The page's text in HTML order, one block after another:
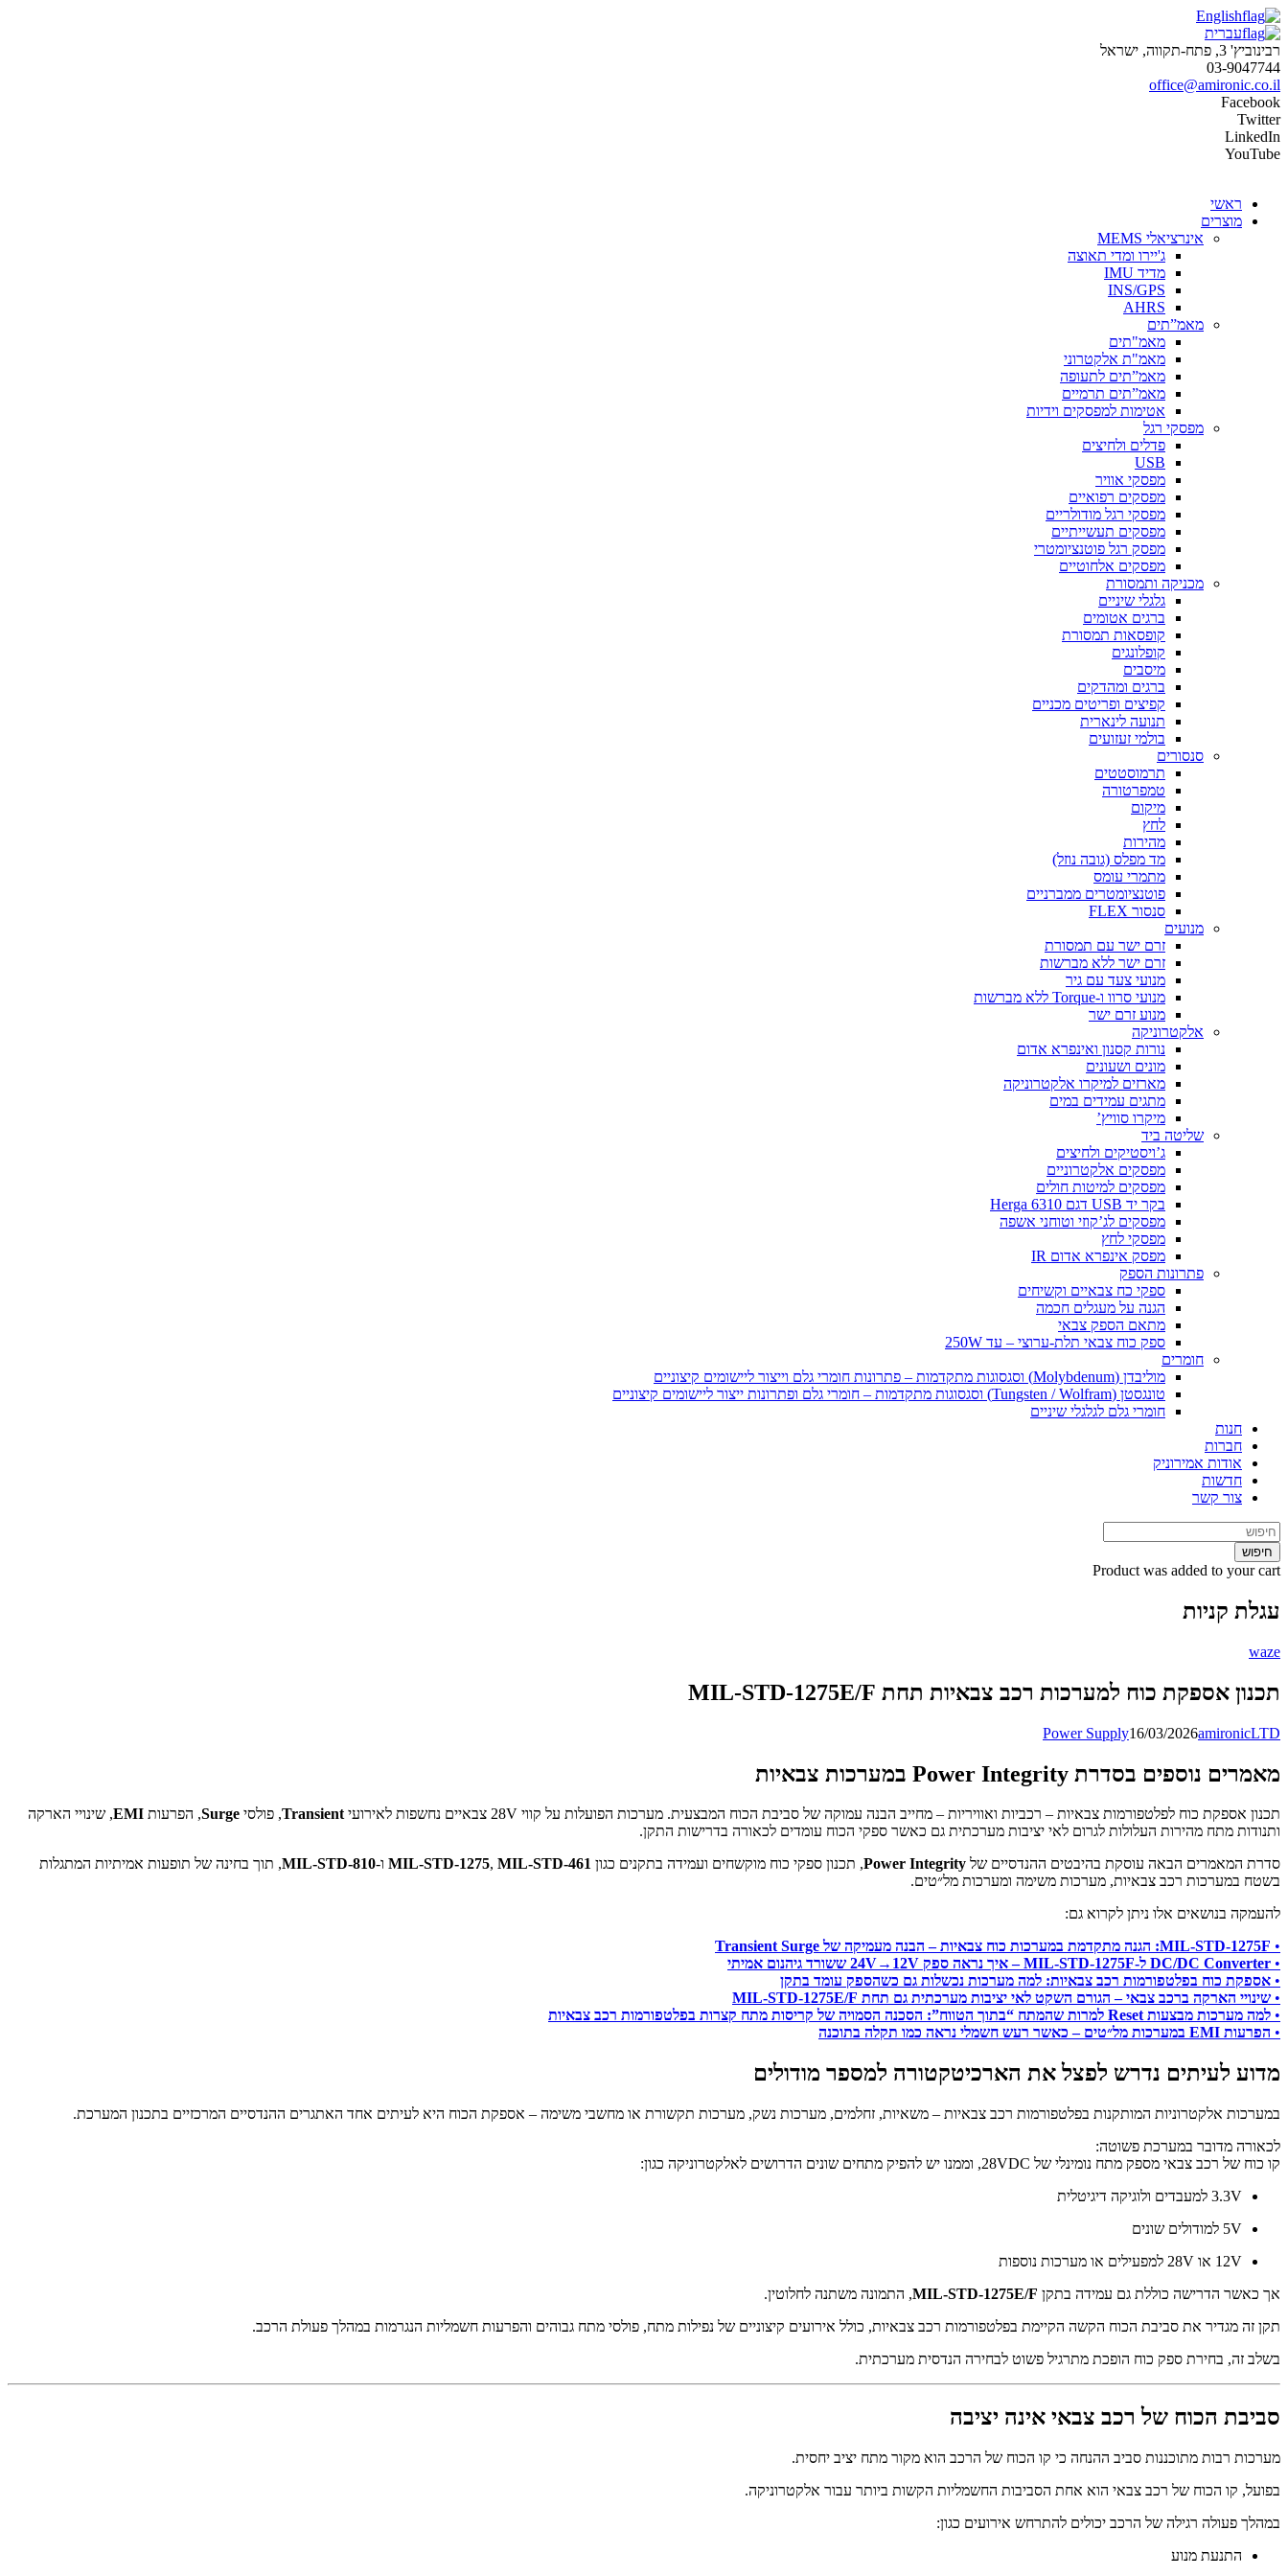
English
עברית
רבינוביץ' 3, פתח-תקווה, ישראל
03-9047744
office@amironic.co.il
Facebook
Twitter
LinkedIn
YouTube
ראשי
מוצרים
אינרציאלי MEMS
ג'יירו ומדי תאוצה
מדיד IMU
INS/GPS
AHRS
מאמ”תים
מאמ"תים
מאמ"ת אלקטרוני
מאמ”תים לתעופה
מאמ”תים תרמיים
אטימות למפסקים וידיות
מפסקי רגל
פדלים ולחיצים
USB
מפסקי אוויר
מפסקים רפואיים
מפסקי רגל מודולריים
מפסקים תעשייתיים
מפסק רגל פוטנציומטרי
מפסקים אלחוטיים
מכניקה ותמסורת
גלגלי שיניים
ברגים אטומים
קופסאות תמסורת
קופלונגים
מיסבים
ברגים ומהדקים
קפיצים ופריטים מכניים
תנועה לינארית
בולמי זעזועים
סנסורים
תרמוסטטים
טמפרטורה
מיקום
לחץ
מהירות
מד מפלס (גובה נוזל)
מתמרי עומס
פוטנציומטרים ממברניים
סנסור FLEX
מנועים
זרם ישר עם תמסורת
זרם ישר ללא מברשות
מנועי צעד עם גיר
מנועי סרוו ו-Torque ללא מברשות
מנוע זרם ישר
אלקטרוניקה
נורות קסנון ואינפרא אדום
מונים ושעונים
מארזים למיקרו אלקטרוניקה
מתגים עמידים במים
מיקרו סוויץ’
שליטה ביד
ג’ויסטיקים ולחיצים
מפסקים אלקטרוניים
מפסקים למיטות חולים
בקר יד USB דגם Herga 6310
מפסקים לג’קוזי וטוחני אשפה
מפסקי לחץ
מפסק אינפרא אדום IR
פתרונות הספק
ספקי כח צבאיים וקשיחים
הגנה על מעגלים חכמה
מתאם הספק צבאי
ספק כוח צבאי תלת-ערוצי – עד 250W
חומרים
מוליבדן (Molybdenum) וסגסוגות מתקדמות – פתרונות חומרי גלם וייצור ליישומים קיצוניים
טונגסטן (Tungsten / Wolfram) וסגסוגות מתקדמות – חומרי גלם ופתרונות ייצור ליישומים קיצוניים
חומרי גלם לגלגלי שיניים
חנות
חברות
אודות אמירוניק
חדשות
צור קשר
חיפוש
Product was added to your cart
עגלת קניות
waze
תכנון אספקת כוח למערכות רכב צבאיות תחת MIL-STD-1275E/F
Power Supply16/03/2026amironicLTD
מאמרים נוספים בסדרת Power Integrity במערכות צבאיות
תכנון אספקת כוח לפלטפורמות צבאיות – רכביות ואוויריות – מחייב הבנה עמוקה של סביבת הכוח המבצעית. מערכות הפועלות על קווי ‎28V צבאיים נחשפות לאירועי Transient, פולסי Surge, הפרעות EMI, שינויי הארקה
ותנודות מתח מהירות העלולות לגרום לאי יציבות מערכתית גם כאשר ספקי הכוח עומדים לכאורה בדרישות התקן.
סדרת המאמרים הבאה עוסקת בהיבטים ההנדסיים של Power Integrity, תכנון ספקי כוח מוקשחים ועמידה בתקנים כגון MIL-STD-1275, MIL-STD-461 ו-MIL-STD-810, תוך בחינה של תופעות אמיתיות המתגלות
בשטח במערכות רכב צבאיות, מערכות משימה ומערכות מל״טים.
להעמקה בנושאים אלו ניתן לקרוא גם:
• MIL-STD-1275F: הגנה מתקדמת במערכות כוח צבאיות – הבנה מעמיקה של Transient Surge
• DC/DC Converter ל-MIL-STD-1275F – איך נראה ספק ‎24V→12V ששורד גיהנום אמיתי
• אספקת כוח בפלטפורמות רכב צבאיות: למה מערכות נכשלות גם כשהספק עומד בתקן
• שינויי הארקה ברכב צבאי – הגורם השקט לאי יציבות מערכתית גם תחת MIL-STD-1275E/F
• למה מערכות מבצעות Reset למרות שהמתח “בתוך הטווח”: הסכנה הסמויה של קריסות מתח קצרות בפלטפורמות רכב צבאיות
• הפרעות EMI במערכות מל״טים – כאשר רעש חשמלי נראה כמו תקלה בתוכנה
מדוע לעיתים נדרש לפצל את הארכיטקטורה למספר מודולים
במערכות אלקטרוניות המותקנות בפלטפורמות רכב צבאיות – משאיות, זחלמים, מערכות נשק, מערכות תקשורת או מחשבי משימה – אספקת הכוח היא לעיתים אחד האתגרים ההנדסיים המרכזיים בתכנון המערכת.
לכאורה מדובר במערכת פשוטה:
קו כוח של רכב צבאי מספק מתח נומינלי של ‎28VDC, וממנו יש להפיק מתחים שונים הדרושים לאלקטרוניקה כגון:
‎3.3V למעבדים ולוגיקה דיגיטלית
‎5V למודולים שונים
‎12V או ‎28V למפעילים או מערכות נוספות
אך כאשר הדרישה כוללת גם עמידה בתקן MIL-STD-1275E/F, התמונה משתנה לחלוטין.
תקן זה מגדיר את סביבת הכוח הקשה הקיימת בפלטפורמות רכב צבאיות, כולל אירועים קיצוניים של נפילות מתח, פולסי מתח גבוהים והפרעות חשמליות הנגרמות במהלך פעולת הרכב.
בשלב זה, בחירת ספק כוח הופכת מתרגיל פשוט לבחירה הנדסית מערכתית.
סביבת הכוח של רכב צבאי אינה יציבה
מערכות רבות מתוכננות סביב ההנחה כי קו הכוח של הרכב הוא מקור מתח יציב יחסית.
בפועל, קו הכוח של רכב צבאי הוא אחת הסביבות החשמליות הקשות ביותר עבור אלקטרוניקה.
במהלך פעולה רגילה של הרכב יכולים להתרחש אירועים כגון:
התנעת מנוע